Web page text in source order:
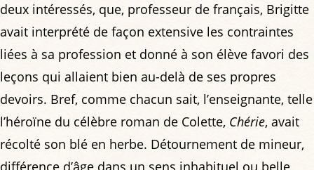
deux intéressés, que, professeur de français, Brigitte
avait interprété de façon extensive les contraintes
liées à sa profession et donné à son élève favori des
leçons qui allaient bien au-delà de ses propres
devoirs. Bref, comme chacun sait, l’enseignante, telle
l’héroïne du célèbre roman de Colette, Chérie, avait
récolté son blé en herbe. Détournement de mineur,
différence d’âge dans un sens inhabituel ou belle